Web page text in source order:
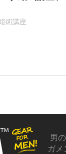
術講座
男
ガメ